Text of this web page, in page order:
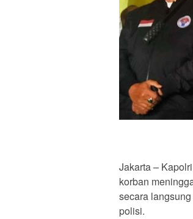
Jakarta –
korban
secara
polisi.